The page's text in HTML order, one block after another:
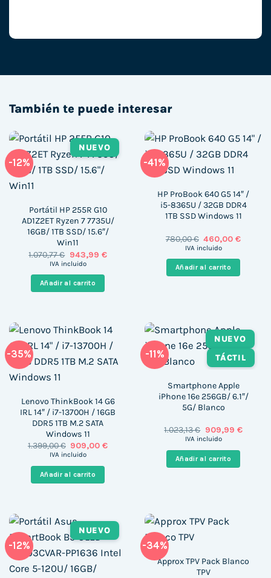
También te puede interesar
-12%
NUEVO
Portátil HP 255R G10
AD1Z2ET Ryzen 7 7735U/
16GB/ 1TB SSD/ 15.6″/
Win11
1.070,77€ El
precio
era:
1.070,77 €.
943,99 €El
IVA incluido
Añadir al carrito
-41%
HP ProBook 640 G5 14″ /
i5-8365U / 32GB DDR4
1TB SSD Windows 11
780,00€ El
precio
era:
780,00 €.
460,00€El
IVA incluido
Añadir al carrito
-35%
Lenovo ThinkBook 14 G6
IRL 14″ / i7-13700H / 16GB
DDR5 1TB M.2 SATA
Windows 11
1.399,00€ El
precio
era:
1.399,00 €.
909,00€El
IVA incluido
Añadir al carrito
-11%
NUEVO
TÁCTIL
Smartphone Apple
iPhone 16e 256GB/ 6.1″/
5G/ Blanco
1.023,13€ El
precio
era:
1.023,13 €.
909,99 €El
IVA incluido
Añadir al carrito
-12%
NUEVO
-34%
Approx TPV Pack Blanco
TPV